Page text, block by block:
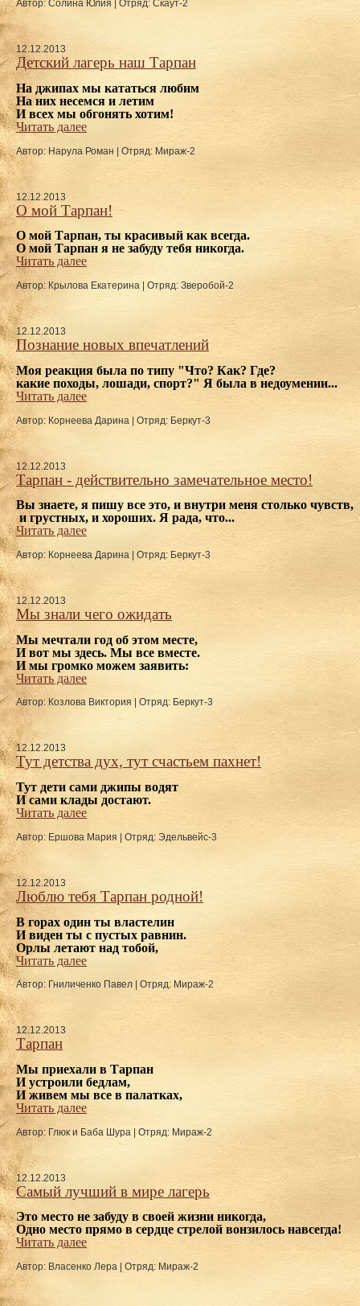
Автор: Солина Юлия Отряд: Скаут-2
12.12.2013
Детский лагерь наш Тарпан
На джипах мы кататься любим
На них несемся и летим
И всех мы обгонять хотим!
Читать далее
Автор: Нарула Роман | Отряд: Мираж-2
12.12.2013
О мой Тарпан!
О мой Тарпан, ты красивый как всегда.
О мой Тарпан я не забуду тебя никогда.
Читать далее
Автор: Крылова Екатерина Отряд: Зверобой-2
12.12.2013
Познание новых впечатлений
Моя реакция была по типу "Что? Как? Где?
какие походы, лошади, спорт?" Я была в недоумении...
Читать далее
Автор: Корнеева Дарина | Отряд: Беркут-3
12.12.2013
Тарпан - действительно замечательное место!
Вы знаете, я пишу все это, и внутри меня столько чувств,
и грустных, и хороших. Я рада, что...
Читать далее
Автор: Корнеева Дарина Отряд: Беркут-3
12.12.2013
Мы знали чего ожидать
Мы мечтали год об этом месте,
И вот мы здесь. Мы все вместе.
И мы громко можем заявить:
Читать далее
Автор: Козлова Виктория Отряд: Беркут-3
12.12.2013
Тут детства дух, тут счастьем пахнет!
Тут дети сами джипы водят
И сами клады достают.
Читать далее
Автор: Ершова Мария | Отряд: Эдельвейс-3
12.12.2013
Люблю тебя Тарпан родной!
В горах один ты властелин
И виден ты с пустых равнин.
Орлы летают над тобой,
Читать далее
Автор: Гниличенко Павел Отряд: Мираж-2
12.12.2013
Тарпан
Мы приехали в Тарпан
И устроили бедлам,
И живем мы все в палатках,
Читать далее
Автор: Глюк и Баба Шура | Отряд: Мираж-2
12.12.2013
Самый лучший в мире лагерь
Это место не забуду в своей жизни никогда,
Одно место прямо в сердце стрелой вонзилось навсегда!
Читать далее
Автор: Власенко Лера Отряд: Мираж-2